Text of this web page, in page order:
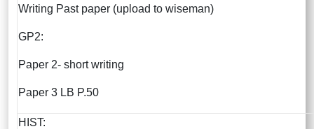
Writing Past paper (upload to wiseman)
GP2:
Paper 2- short writing
Paper 3 LB P.50
HIST: